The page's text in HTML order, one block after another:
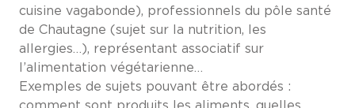
cuisine vagabonde), professionnels du pôle santé
de Chautagne (sujet sur la nutrition, les
allergies…), représentant associatif sur
l’alimentation végétarienne…
Exemples de sujets pouvant être abordés :